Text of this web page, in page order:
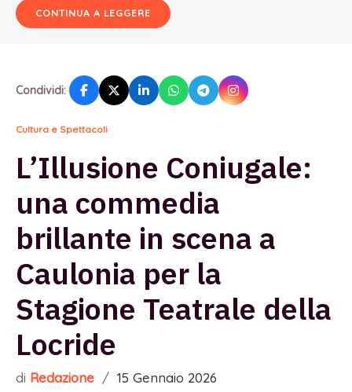
CONTINUA A LEGGERE
Condividi:
Cultura e Spettacoli
L’Illusione Coniugale:
una commedia
brillante in scena a
Caulonia per la
Stagione Teatrale della
Locride
di Redazione / 15 Gennaio 2026